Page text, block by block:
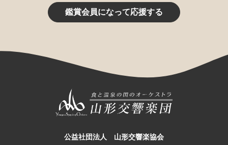
鑑賞会員になって応援する
公益社団法人 山形交響楽協会